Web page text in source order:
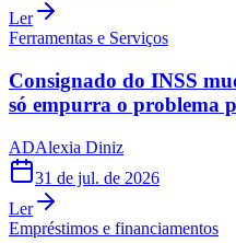
Ler
Ferramentas e Serviços
Consignado do INSS
só empurra o problema
ADAlexia Diniz
31 de jul. de 2026
Ler
Empréstimos e financiamentos